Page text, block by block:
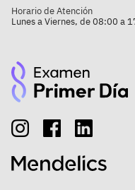
Horario de Atención
Lunes a Viernes, de 08:00 a